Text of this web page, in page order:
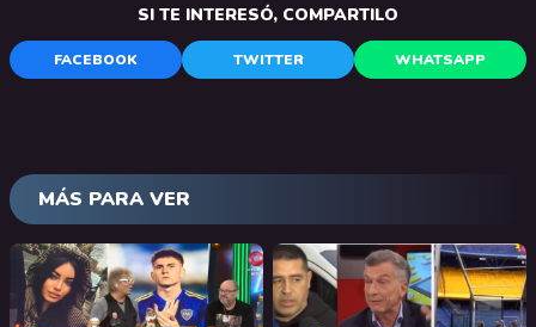
SI TE INTERESÓ, COMPARTILO
FACEBOOK TWITTER WHATSAPP
MÁS PARA VER